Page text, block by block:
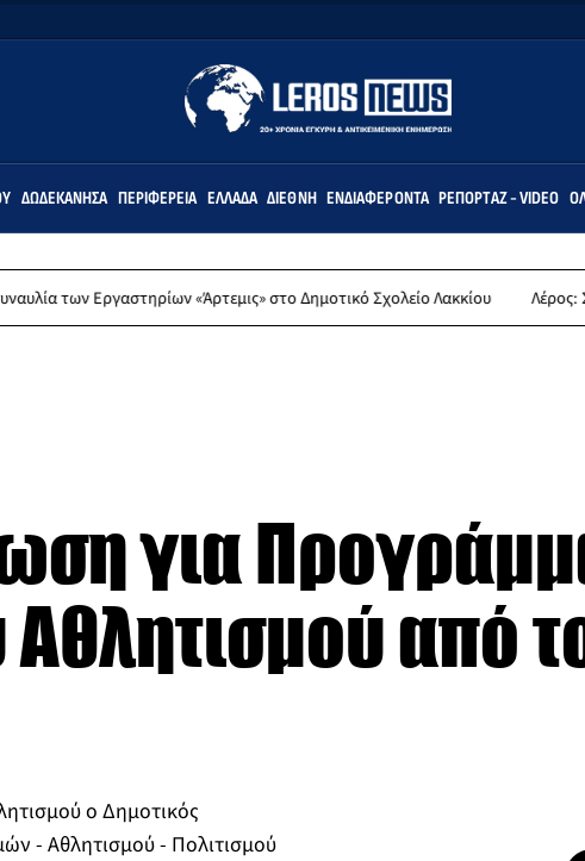
ΔΩΔΕΚΆΝΗΣΑ ΠΕΡΙΦΈΡΕΙΑ ΕΛΛΆΔΑ ΔΙΕΘΝΉ ΕΝΔΙΑΦΈΡΟΝΤΑ ΡΕΠΟΡΤΆΖ - VIDEO
«Άρτεμις» στο Δημοτικό Σχολείο Λακκίου Λέρος:
για
από
ο Δημοτικός
- Αθλητισμού - Πολιτισμού